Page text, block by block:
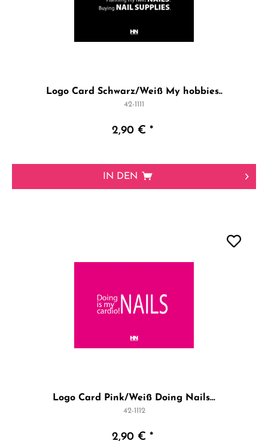
Logo Card Schwarz/Weiß My hobbies..
42-1111
2,90 € *
IN DEN
Logo Card Pink/Weiß Doing Nails...
42-1112
2,90 € *